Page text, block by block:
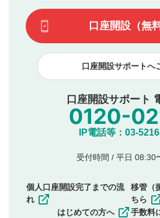
です）
てはお答えできません。各動画コ
て結果のご連絡といたします。ご
下記の項目に該当すると判断され
見合わせる場合がございます。
本動画コンテンツとは無関
他者への誹謗中傷や差別的
公序良俗に反する内容の投稿
氏名、住所、電話番号など
他のサイトへの誘導や営利
他者の権利（商標、著作権
その他当社が不適切と判断
一度投稿した評価およびコメント
口座開設（無料
口座開設サポートへ
口座開設サポート
IP電話等：03-
受付時間 / 平日 08:30
個人口座開設完了までの流
れ
はじめての方へ
移管（
ちら
手数料